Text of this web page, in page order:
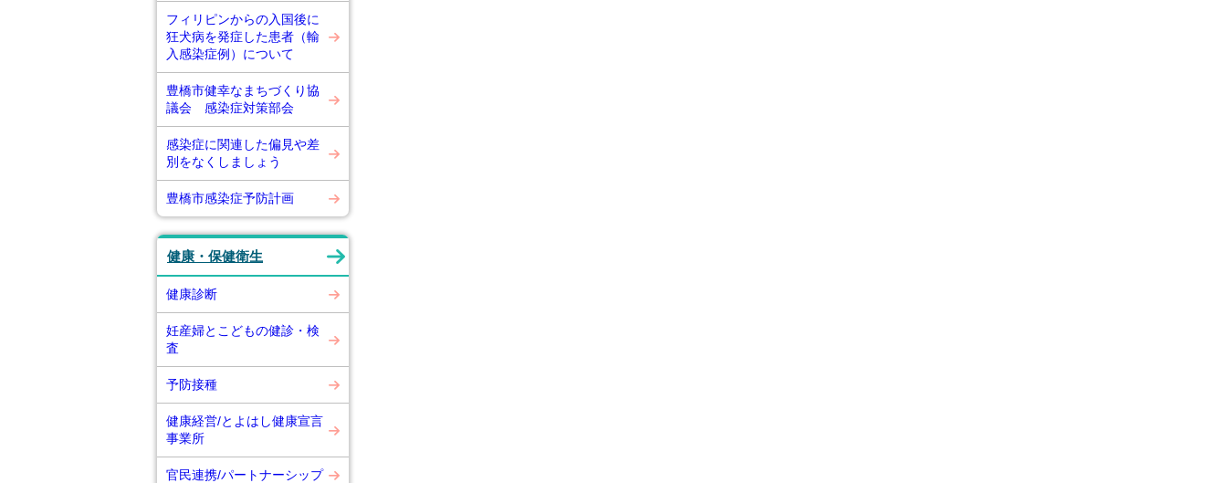
フィリピンからの入国後に
狂犬病を発症した患者（輸
入感染症例）について
豊橋市健幸なまちづくり協
議会 感染症対策部会
感染症に関連した偏見や差
別をなくしましょう
豊橋市感染症予防計画
健康・保健衛生
健康診断
妊産婦とこどもの健診・検
査
予防接種
健康経営/とよはし健康宣言
事業所
官民連携/パートナーシップ